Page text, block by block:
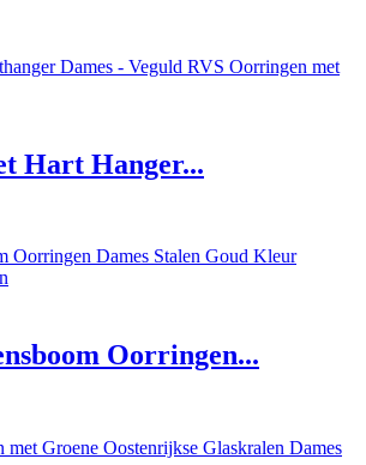
Hart Hanger...
Oorringen...